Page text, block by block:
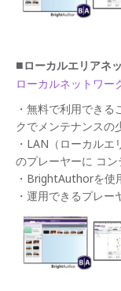
■ローカルエリアネ
ローカルネットワー
・無料で利用でき
クでメンテナンスの
・LAN（ローカル
のプレーヤーに コ
・BrightAuthorを使
・運用できるプレ